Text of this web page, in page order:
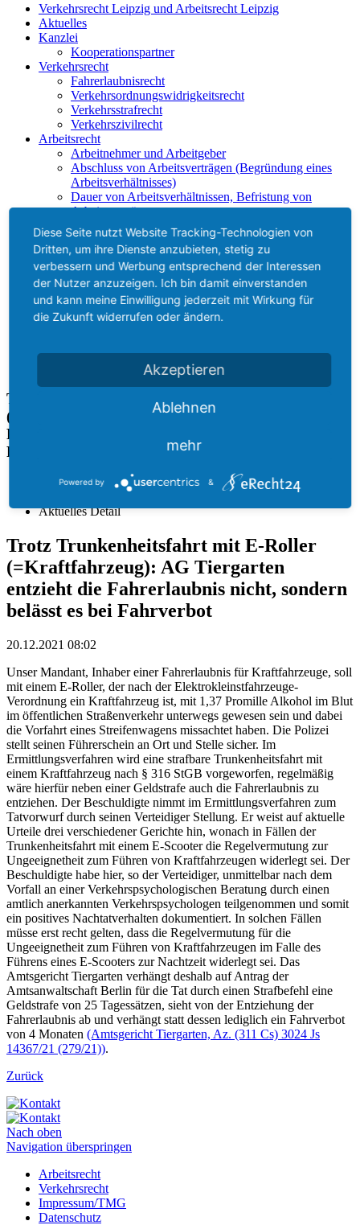
Verkehrsrecht Leipzig und Arbeitsrecht Leipzig
Aktuelles
Kanzlei
Kooperationspartner
Verkehrsrecht
Fahrerlaubnisrecht
Verkehrsordnungswidrigkeitsrecht
Verkehrsstrafrecht
Verkehrszivilrecht
Arbeitsrecht
Arbeitnehmer und Arbeitgeber
Abschluss von Arbeitsverträgen (Begründung eines
Arbeitsverhältnisses)
Dauer von Arbeitsverhältnissen, Befristung von
Arbeitsverträgen
Hauptpflichten im Arbeitsverhältnis
Nebenpflichten im Arbeitsverhältnis
Änderung von Arbeitsverhältnissen
Beendigung von Arbeitsverhältnissen
Arbeitszeugnis
Kosten
Kontakt
Trotz Trunkenheitsfahrt mit E-Roller
(=Kraftfahrzeug): AG Tiergarten entzieht die
Fahrerlaubnis nicht, sondern belässt es bei
Fahrverbot
Anwalt Verkehrsrecht Leipzig - Schneider & Kollegen
Aktuelles Detail
Trotz Trunkenheitsfahrt mit E-Roller
(=Kraftfahrzeug): AG Tiergarten
entzieht die Fahrerlaubnis nicht, sondern
belässt es bei Fahrverbot
20.12.2021 08:02
Unser Mandant, Inhaber einer Fahrerlaubnis für Kraftfahrzeuge, soll
mit einem E-Roller, der nach der Elektrokleinstfahrzeuge-
Verordnung ein Kraftfahrzeug ist, mit 1,37 Promille Alkohol im Blut
im öffentlichen Straßenverkehr unterwegs gewesen sein und dabei
die Vorfahrt eines Streifenwagens missachtet haben. Die Polizei
stellt seinen Führerschein an Ort und Stelle sicher. Im
Ermittlungsverfahren wird eine strafbare Trunkenheitsfahrt mit
einem Kraftfahrzeug nach § 316 StGB vorgeworfen, regelmäßig
wäre hierfür neben einer Geldstrafe auch die Fahrerlaubnis zu
entziehen. Der Beschuldigte nimmt im Ermittlungsverfahren zum
Tatvorwurf durch seinen Verteidiger Stellung. Er weist auf aktuelle
Urteile drei verschiedener Gerichte hin, wonach in Fällen der
Trunkenheitsfahrt mit einem E-Scooter die Regelvermutung zur
Ungeeignetheit zum Führen von Kraftfahrzeugen widerlegt sei. Der
Beschuldigte habe hier, so der Verteidiger, unmittelbar nach dem
Vorfall an einer Verkehrspsychologischen Beratung durch einen
amtlich anerkannten Verkehrspsychologen teilgenommen und somit
ein positives Nachtatverhalten dokumentiert. In solchen Fällen
müsse erst recht gelten, dass die Regelvermutung für die
Ungeeignetheit zum Führen von Kraftfahrzeugen im Falle des
Führens eines E-Scooters zur Nachtzeit widerlegt sei. Das
Amtsgericht Tiergarten verhängt deshalb auf Antrag der
Amtsanwaltschaft Berlin für die Tat durch einen Strafbefehl eine
Geldstrafe von 25 Tagessätzen, sieht von der Entziehung der
Fahrerlaubnis ab und verhängt statt dessen lediglich ein Fahrverbot
von 4 Monaten (Amtsgericht Tiergarten, Az. (311 Cs) 3024 Js
14367/21 (279/21)).
Zurück
Nach oben
Navigation überspringen
Arbeitsrecht
Verkehrsrecht
Impressum/TMG
Datenschutz
Diese Seite nutzt Website Tracking-Technologien von
Dritten, um ihre Dienste anzubieten, stetig zu
verbessern und Werbung entsprechend der Interessen
der Nutzer anzuzeigen. Ich bin damit einverstanden
und kann meine Einwilligung jederzeit mit Wirkung für
die Zukunft widerrufen oder ändern.
Akzeptieren
Ablehnen
mehr
Powered by &